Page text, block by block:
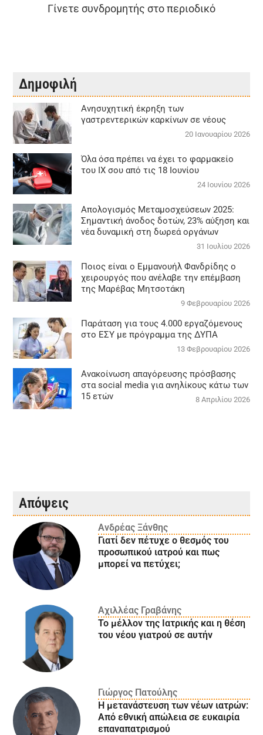
Γίνετε συνδρομητής στο περιοδικό
Δημοφιλή
Aνησυχητική έκρηξη των
γαστρεντερικών καρκίνων σε νέους
20 Ιανουαρίου 2026
Όλα όσα πρέπει να έχει το φαρμακείο
του ΙΧ σου από τις 18 Ιουνίου
24 Ιουνίου 2026
Απολογισμός Μεταμοσχεύσεων 2025:
Σημαντική άνοδος δοτών, 23% αύξηση και
νέα δυναμική στη δωρεά οργάνων
31 Ιουλίου 2026
Ποιος είναι ο Εμμανουήλ Φανδρίδης ο
χειρουργός που ανέλαβε την επέμβαση
της Μαρέβας Μητσοτάκη
9 Φεβρουαρίου 2026
Παράταση για τους 4.000 εργαζόμενους
στο ΕΣΥ με πρόγραμμα της ΔΥΠΑ
13 Φεβρουαρίου 2026
Ανακοίνωση απαγόρευσης πρόσβασης
στα social media για ανηλίκους κάτω των
15 ετών
8 Απριλίου 2026
Απόψεις
Ανδρέας Ξάνθης
Γιατί δεν πέτυχε ο θεσμός του
προσωπικού ιατρού και πως
μπορεί να πετύχει;
Αχιλλέας Γραβάνης
Το μέλλον της Ιατρικής και η θέση
του νέου γιατρού σε αυτήν
Γιώργος Πατούλης
Η μετανάστευση των νέων ιατρών:
Aπό εθνική απώλεια σε ευκαιρία
επαναπατρισμού